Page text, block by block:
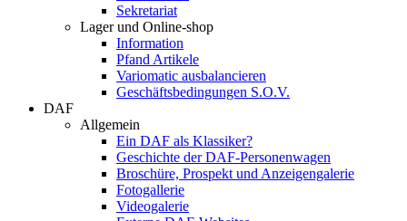
Sekretariat
Lager und Online-shop
Information
Pfand Artikele
Variomatic ausbalancieren
Geschäftsbedingungen S.O.V.
DAF
Allgemein
Ein DAF als Klassiker?
Geschichte der DAF-Personenwagen
Broschüre, Prospekt und Anzeigengalerie
Fotogallerie
Videogalerie